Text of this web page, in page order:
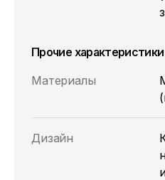
Прочие характеристики
Материалы
Дизайн